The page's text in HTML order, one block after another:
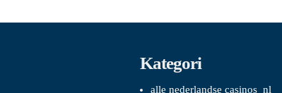
Kategori
alle nederlandse casinos_nl